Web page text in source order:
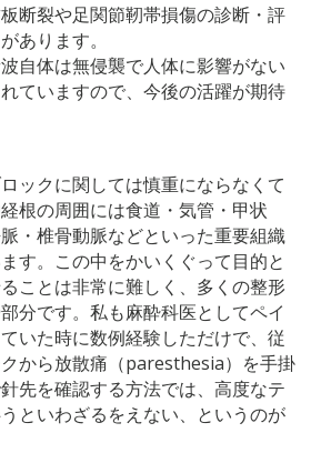
断裂や足関節靭帯損傷の診断・評
あります。
自体は無侵襲で人体に影響がない
ていますので、今後の活躍が期待
ックに関しては慎重にならなくて
根の周囲には食道・気管・甲状
・椎骨動脈などといった重要組織
す。この中をかいくぐって目的と
ことは非常に難しく、多くの整形
分です。私も麻酔科医としてペイ
いた時に数例経験しただけで、従
から放散痛（paresthesia）を手掛
先を確認する方法では、高度なテ
といわざるをえない、というのが